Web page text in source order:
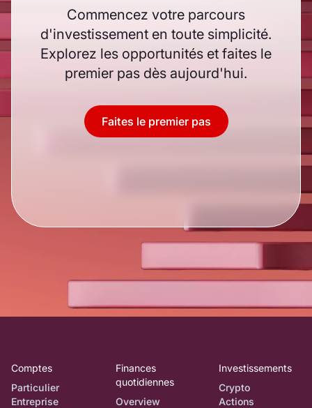
Commencez votre parcours
d'investissement en toute simplicité.
Explorez les opportunités et faites le
premier pas dès aujourd'hui.
Faites le premier pas
Comptes
Particulier
Entreprise
Finances
quotidiennes
Overview
Investissements
Crypto
Actions